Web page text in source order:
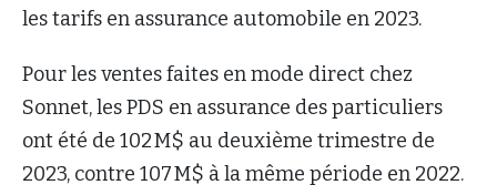
les tarifs en assurance automobile en 2023.
Pour les ventes faites en mode direct chez
Sonnet, les PDS en assurance des particuliers
ont été de 102 M$ au deuxième trimestre de
2023, contre 107 M$ à la même période en 2022.